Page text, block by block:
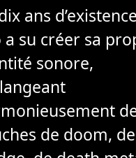
ans
su créer sa
sonore,
de doom, de